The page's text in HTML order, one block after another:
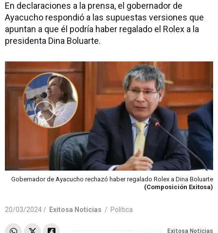
En declaraciones a la prensa, el gobernador de
Ayacucho respondió a las supuestas versiones que
apuntan a que él podría haber regalado el Rolex a la
presidenta Dina Boluarte.
Gobernador de Ayacucho rechazó haber regalado Rolex a Dina Boluarte
(Composición Exitosa)
20/03/2024 / Exitosa Noticias / Política